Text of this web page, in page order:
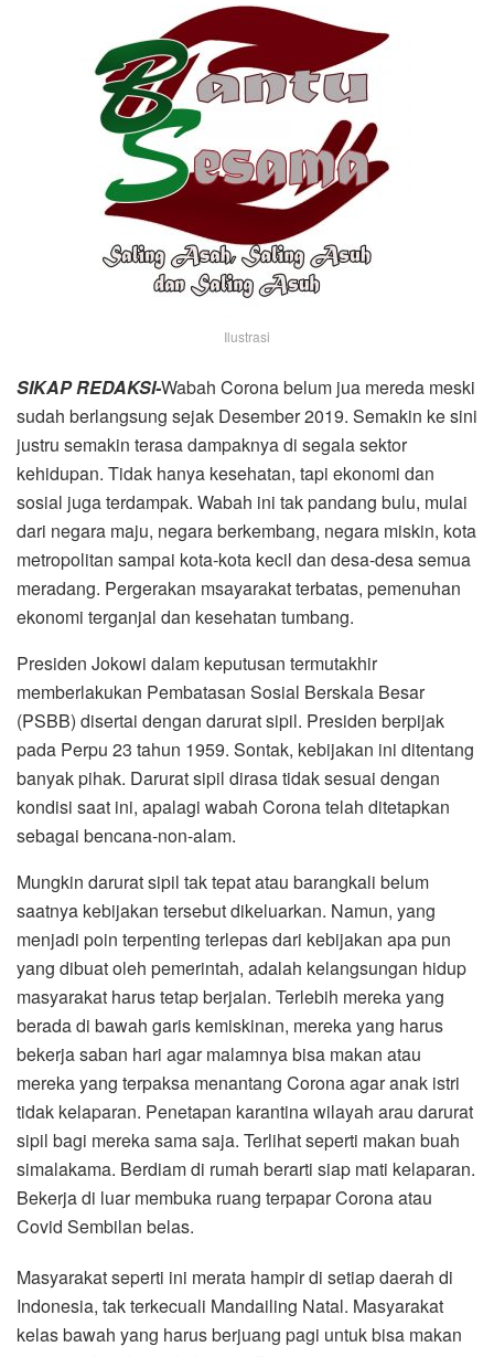
Ilustrasi
SIKAP REDAKSI-Wabah Corona belum jua mereda meski
sudah berlangsung sejak Desember 2019. Semakin ke sini
justru semakin terasa dampaknya di segala sektor
kehidupan. Tidak hanya kesehatan, tapi ekonomi dan
sosial juga terdampak. Wabah ini tak pandang bulu, mulai
dari negara maju, negara berkembang, negara miskin, kota
metropolitan sampai kota-kota kecil dan desa-desa semua
meradang. Pergerakan msayarakat terbatas, pemenuhan
ekonomi terganjal dan kesehatan tumbang.
Presiden Jokowi dalam keputusan termutakhir
memberlakukan Pembatasan Sosial Berskala Besar
(PSBB) disertai dengan darurat sipil. Presiden berpijak
pada Perpu 23 tahun 1959. Sontak, kebijakan ini ditentang
banyak pihak. Darurat sipil dirasa tidak sesuai dengan
kondisi saat ini, apalagi wabah Corona telah ditetapkan
sebagai bencana-non-alam.
Mungkin darurat sipil tak tepat atau barangkali belum
saatnya kebijakan tersebut dikeluarkan. Namun, yang
menjadi poin terpenting terlepas dari kebijakan apa pun
yang dibuat oleh pemerintah, adalah kelangsungan hidup
masyarakat harus tetap berjalan. Terlebih mereka yang
berada di bawah garis kemiskinan, mereka yang harus
bekerja saban hari agar malamnya bisa makan atau
mereka yang terpaksa menantang Corona agar anak istri
tidak kelaparan. Penetapan karantina wilayah arau darurat
sipil bagi mereka sama saja. Terlihat seperti makan buah
simalakama. Berdiam di rumah berarti siap mati kelaparan.
Bekerja di luar membuka ruang terpapar Corona atau
Covid Sembilan belas.
Masyarakat seperti ini merata hampir di setiap daerah di
Indonesia, tak terkecuali Mandailing Natal. Masyarakat
kelas bawah yang harus berjuang pagi untuk bisa makan